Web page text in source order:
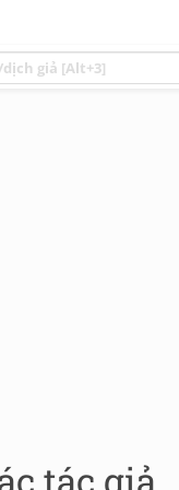
tác giả